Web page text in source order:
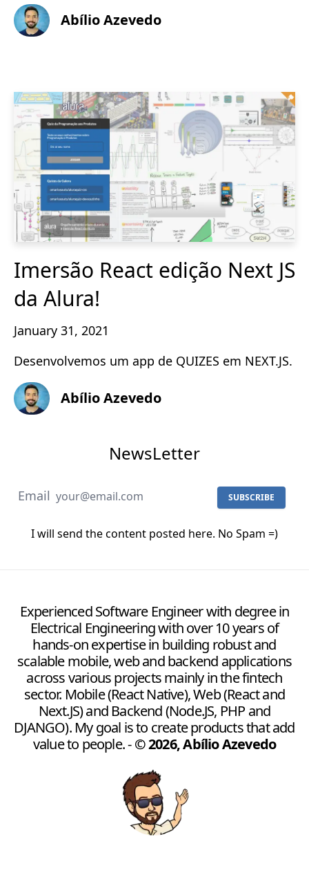
Abílio Azevedo
Imersão React edição Next JS
da Alura!
January 31, 2021
Desenvolvemos um app de QUIZES em NEXT.JS.
Abílio Azevedo
NewsLetter
Email SUBSCRIBE
I will send the content posted here. No Spam =)
Experienced Software Engineer with degree in
Electrical Engineering with over 10 years of
hands-on expertise in building robust and
scalable mobile, web and backend applications
across various projects mainly in the fintech
sector. Mobile (React Native), Web (React and
Next.JS) and Backend (Node.JS, PHP and
DJANGO). My goal is to create products that add
value to people.-©2026,Abílio Azevedo